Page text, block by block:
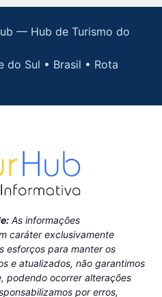
— Hub de Turismo do
do Sul • Brasil • Rota
As informações
caráter exclusivamente
esforços para manter os
e atualizados, não garantimos
podendo ocorrer alterações
por erros,